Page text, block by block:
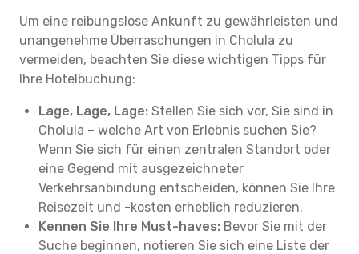
Um eine reibungslose Ankunft zu gewährleisten und
unangenehme Überraschungen in Cholula zu
vermeiden, beachten Sie diese wichtigen Tipps für
Ihre Hotelbuchung:
Lage, Lage, Lage: Stellen Sie sich vor, Sie sind in
Cholula – welche Art von Erlebnis suchen Sie?
Wenn Sie sich für einen zentralen Standort oder
eine Gegend mit ausgezeichneter
Verkehrsanbindung entscheiden, können Sie Ihre
Reisezeit und -kosten erheblich reduzieren.
Kennen Sie Ihre Must-haves: Bevor Sie mit der
Suche beginnen, notieren Sie sich eine Liste der